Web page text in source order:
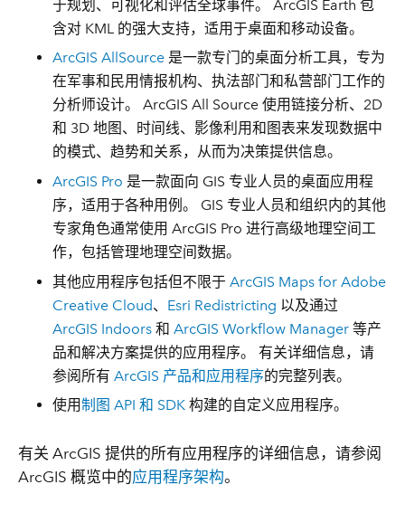
于规划、可视化和评估全球事件。 ArcGIS Earth 包
含对 KML 的强大支持，适用于桌面和移动设备。
ArcGIS AllSource 是一款专门的桌面分析工具，专为
在军事和民用情报机构、执法部门和私营部门工作的
分析师设计。 ArcGIS All Source 使用链接分析、2D
和 3D 地图、时间线、影像利用和图表来发现数据中
的模式、趋势和关系，从而为决策提供信息。
ArcGIS Pro 是一款面向 GIS 专业人员的桌面应用程
序，适用于各种用例。 GIS 专业人员和组织内的其他
专家角色通常使用 ArcGIS Pro 进行高级地理空间工
作，包括管理地理空间数据。
其他应用程序包括但不限于ArcGIS Maps for Adobe
Creative Cloud、 Esri Redistricting 以及通过
ArcGIS Indoors 和ArcGIS Workflow Manager 等产
品和解决方案提供的应用程序。 有关详细信息，请
参阅所有ArcGIS 产品和应用程序的完整列表。
使用制图 API 和 SDK 构建的自定义应用程序。
有关 ArcGIS 提供的所有应用程序的详细信息，请参阅
ArcGIS 概览中的应用程序架构。